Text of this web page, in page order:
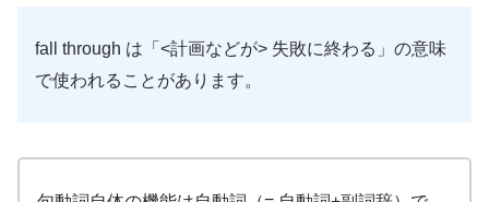
fall through は「<計画などが> 失敗に終わる」の意味
で使われることがあります。